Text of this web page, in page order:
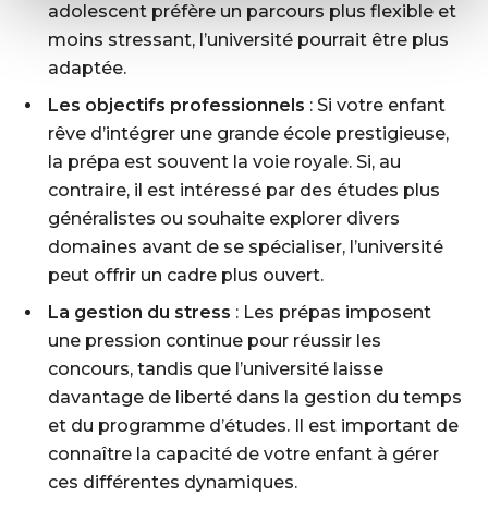
adolescent préfère un parcours plus flexible et
moins stressant, l’université pourrait être plus
adaptée.
Les objectifs professionnels : Si votre enfant
rêve d’intégrer une grande école prestigieuse,
la prépa est souvent la voie royale. Si, au
contraire, il est intéressé par des études plus
généralistes ou souhaite explorer divers
domaines avant de se spécialiser, l’université
peut offrir un cadre plus ouvert.
La gestion du stress : Les prépas imposent
une pression continue pour réussir les
concours, tandis que l’université laisse
davantage de liberté dans la gestion du temps
et du programme d’études. Il est important de
connaître la capacité de votre enfant à gérer
ces différentes dynamiques.